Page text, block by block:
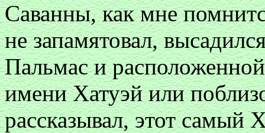
Саванны, как мне
не запамятовал,
Пальмас и
имени Хатуэй или
рассказывал, этот самый